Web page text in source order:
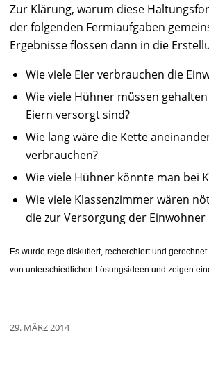
Zur Klärung, warum diese
der folgenden Fermiaufgaben
Ergebnisse flossen dann in die
Wie viele Eier verbrauchen die
Wie viele Hühner müssen
Eiern versorgt sind?
Wie lang wäre die Kette
verbrauchen?
Wie viele Hühner könnte man bei
Wie viele Klassenzimmer wären
die zur Versorgung der
Es wurde rege diskutiert, recherchiert und
von unterschiedlichen Lösungsideen und zeigen
29. MÄRZ 2014